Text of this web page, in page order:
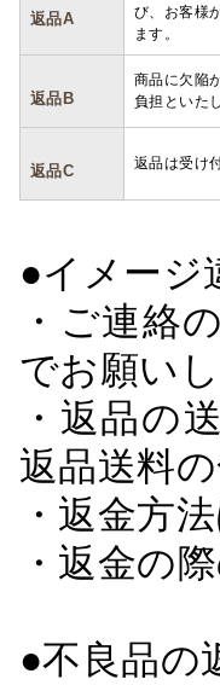
返品A
び、お客様
ます。
返品B
商品に欠陥
負担といた
返品C 返品は受け
●イメー
・ご連絡
でお願いし
・返品の
返品送料
・返金方
・返金の
●不良品の